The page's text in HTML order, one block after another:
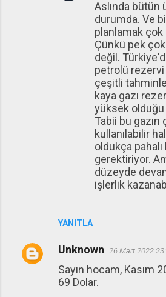
YANITLA
Aslında bütün
durumda. Ve
planlamak
Çünkü pek
değil.
petrolü
çeşitli
kaya gazı
yüksek
Tabii bu gazın
kullanılabilir
oldukça
gerektiriyor.
düzeyde
işlerlik
Unknown 26 Mart 2022
Sayın hocam, Kasım
69 Dolar.